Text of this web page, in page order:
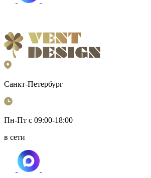
Санкт-Петербург
Пн-Пт с 09:00-18:00
в сети